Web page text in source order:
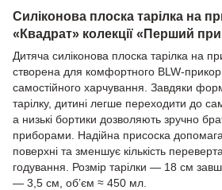
Силіконова плоска тарілка на
«Квадрат» колекції «Перший
Дитяча силіконова плоска тарілка на
створена для комфортного BLW-
самостійного харчування. Завдяки
тарілку, дитині легше переходити до
а низькі бортики дозволяють зручно
приборами. Надійна присоска
поверхні та зменшує кількість
годування. Розмір тарілки — 18 см
— 3,5 см, об’єм ≈ 450 мл.